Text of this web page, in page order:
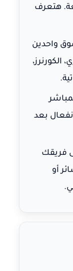
هتعرف
واحدين
الكورنرز،
بعد
فريقك
أو